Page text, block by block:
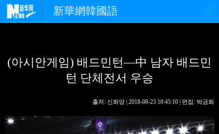
新華網韓國語
경제 사회 포토
핫 TV
(아시안게임) 배드민턴—中 남자 배드민
턴 단체전서 우승
출처: 신화망 | 2018-08-23 10:45:10 | 편집: 박금화